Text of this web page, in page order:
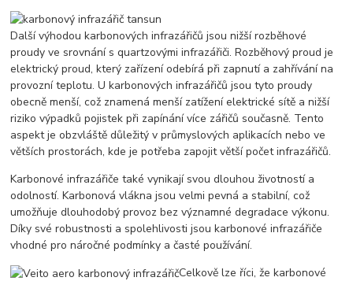
Další výhodou karbonových infrazářičů jsou nižší rozběhové
proudy ve srovnání s quartzovými infrazářiči. Rozběhový proud je
elektrický proud, který zařízení odebírá při zapnutí a zahřívání na
provozní teplotu. U karbonových infrazářičů jsou tyto proudy
obecně menší, což znamená menší zatížení elektrické sítě a nižší
riziko výpadků pojistek při zapínání více zářičů současně. Tento
aspekt je obzvláště důležitý v průmyslových aplikacích nebo ve
větších prostorách, kde je potřeba zapojit větší počet infrazářičů.
Karbonové infrazářiče také vynikají svou dlouhou životností a
odolností. Karbonová vlákna jsou velmi pevná a stabilní, což
umožňuje dlouhodobý provoz bez významné degradace výkonu.
Díky své robustnosti a spolehlivosti jsou karbonové infrazářiče
vhodné pro náročné podmínky a časté používání.
Celkově lze říci, že karbonové